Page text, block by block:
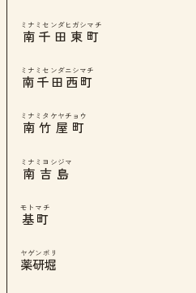
南千田東町
ミナミセンダヒガシマチ
南千田西町
ミナミセンダニシマチ
南竹屋町
ミナミタケヤチョウ
南吉島
ミナミヨシジマ
基町
モトマチ
薬研堀
ヤゲンボリ